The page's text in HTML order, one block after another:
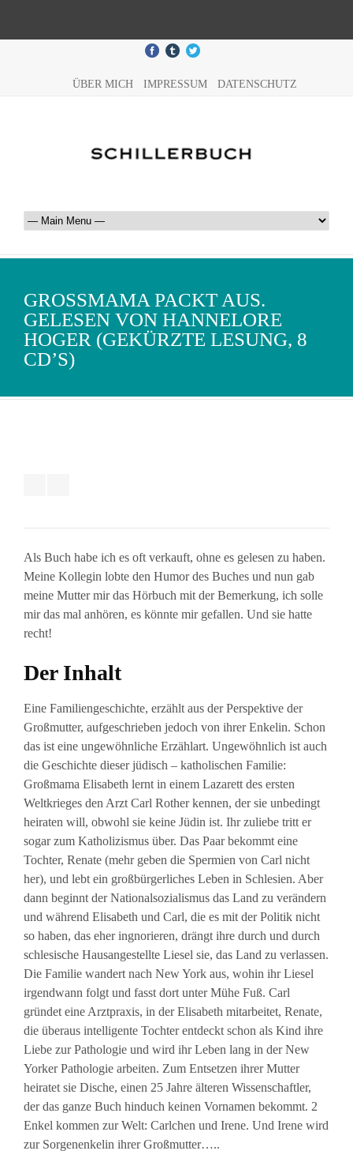
ÜBER MICH IMPRESSUM DATENSCHUTZ
GROSSMAMA PACKT AUS. G
ELESEN VON HANNELORE H
OGER (GEKÜRZTE LESUNG, 8 C
D’S)
Als Buch habe ich es oft verkauft, ohne es gelesen zu haben.
Meine Kollegin lobte den Humor des Buches und nun gab
meine Mutter mir das Hörbuch mit der Bemerkung, ich solle
mir das mal anhören, es könnte mir gefallen. Und sie hatte
recht!
Der Inhalt
Eine Familiengeschichte, erzählt aus der Perspektive der
Großmutter, aufgeschrieben jedoch von ihrer Enkelin. Schon
das ist eine ungewöhnliche Erzählart. Ungewöhnlich ist auch
die Geschichte dieser jüdisch – katholischen Familie:
Großmama Elisabeth lernt in einem Lazarett des ersten
Weltkrieges den Arzt Carl Rother kennen, der sie unbedingt
heiraten will, obwohl sie keine Jüdin ist. Ihr zuliebe tritt er
sogar zum Katholizismus über. Das Paar bekommt eine
Tochter, Renate (mehr geben die Spermien von Carl nicht
her), und lebt ein großbürgerliches Leben in Schlesien. Aber
dann beginnt der Nationalsozialismus das Land zu verändern
und während Elisabeth und Carl, die es mit der Politik nicht
so haben, das eher ingnorieren, drängt ihre durch und durch
schlesische Hausangestellte Liesel sie, das Land zu verlassen.
Die Familie wandert nach New York aus, wohin ihr Liesel
irgendwann folgt und fasst dort unter Mühe Fuß. Carl
gründet eine Arztpraxis, in der Elisabeth mitarbeitet, Renate,
die überaus intelligente Tochter entdeckt schon als Kind ihre
Liebe zur Pathologie und wird ihr Leben lang in der New
Yorker Pathologie arbeiten. Zum Entsetzen ihrer Mutter
heiratet sie Dische, einen 25 Jahre älteren Wissenschaftler,
der das ganze Buch hinduch keinen Vornamen bekommt. 2
Enkel kommen zur Welt: Carlchen und Irene. Und Irene wird
zur Sorgenenkelin ihrer Großmutter…..